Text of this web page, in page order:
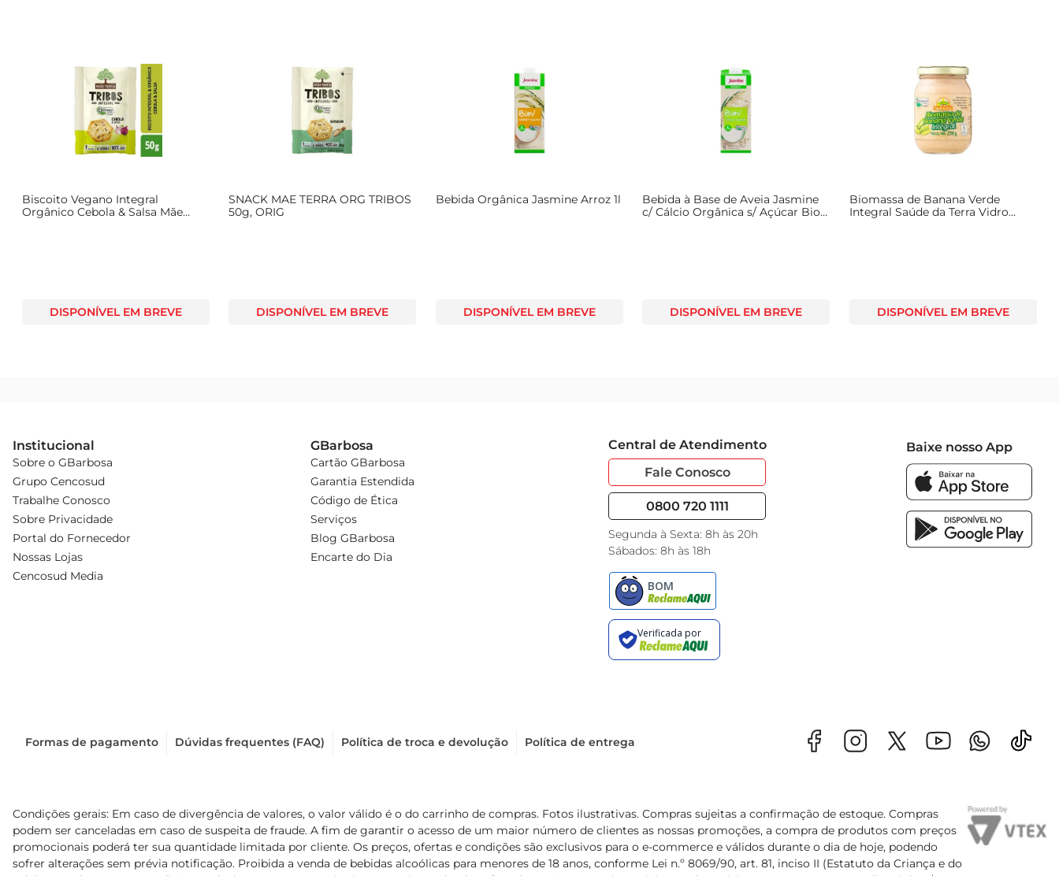
Biscoito Vegano Integral
Orgânico Cebola & Salsa Mãe
DISPONÍVEL EM BREVE
SNACK MAE TERRA ORG TRIBOS
50g, ORIG
DISPONÍVEL EM BREVE
Bebida Orgânica Jasmine Arroz 1l
DISPONÍVEL EM BREVE
Bebida à Base de Aveia Jasmine
c/ Cálcio Orgânica s/ Açúcar Biov
DISPONÍVEL EM BREVE
Biomassa de Banana Verde
Integral Saúde da Terra Vidro
DISPONÍVEL EM BREVE
Institucional
Sobre o GBarbosa
Grupo Cencosud
Trabalhe Conosco
Sobre Privacidade
Portal do Fornecedor
Nossas Lojas
Cencosud Media
GBarbosa
Cartão GBarbosa
Garantia Estendida
Código de Ética
Serviços
Blog GBarbosa
Encarte do Dia
Central de Atendimento
Fale Conosco
0800 720 1111
Segunda à Sexta: 8h às 20h
Sábados: 8h às 18h
Baixe nosso App
Formas de pagamento Dúvidas frequentes (FAQ) Política de troca e devolução Política de entrega
Condições gerais: Em caso de divergência de valores, o valor válido é o do carrinho de compras. Fotos ilustrativas. Compras sujeitas a confirmação de estoque. Compras
podem ser canceladas em caso de suspeita de fraude. A fim de garantir o acesso de um maior número de clientes as nossas promoções, a compra de produtos com preços
promocionais poderá ter sua quantidade limitada por cliente. Os preços, ofertas e condições são exclusivos para o e-commerce e válidos durante o dia de hoje, podendo
sofrer alterações sem prévia notificação. Proibida a venda de bebidas alcoólicas para menores de 18 anos, conforme Lei n.º 8069/90, art. 81, inciso II (Estatuto da Criança e do